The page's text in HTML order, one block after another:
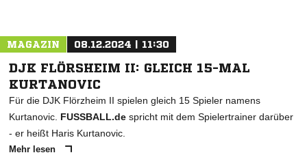
MAGAZIN 08.12.2024 | 11:30
DJK FLÖRSHEIM II: GLEICH 15-MAL
KURTANOVIC
Für die DJK Flörzheim II spielen gleich 15 Spieler namens
Kurtanovic. FUSSBALL.de spricht mit dem Spielertrainer darüber
- er heißt Haris Kurtanovic.
Mehr lesen